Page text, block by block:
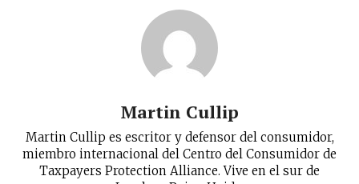
Martin Cullip
Martin Cullip es escritor y defensor del consumidor,
miembro internacional del Centro del Consumidor de
Taxpayers Protection Alliance. Vive en el sur de